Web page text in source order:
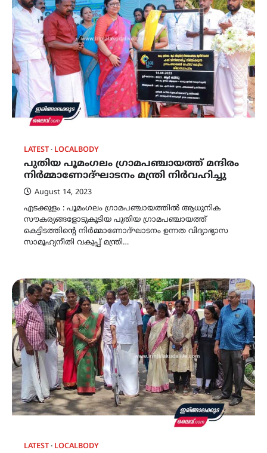
LATEST LOCALBODY
പുതിയ പൂമംഗലം ഗ്രാമപഞ്ചായത്ത് മന്ദിരം
നിർമ്മാണോദ്ഘാടനം മന്ത്രി നിർവഹിച്ചു
August 14, 2023
എടക്കുളം : പൂമംഗലം ഗ്രാമപഞ്ചായത്തിൽ ആധുനിക
സൗകര്യങ്ങളോടുകൂടിയ പുതിയ ഗ്രാമപഞ്ചായത്ത്
കെട്ടിടത്തിന്‍റെ നിർമ്മാണോദ്ഘാടനം ഉന്നത വിദ്യാഭ്യാസ
സാമൂഹ്യനീതി വകുപ്പ് മന്ത്രി…
LATEST LOCALBODY